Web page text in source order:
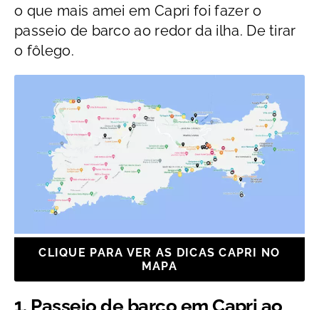
o que mais amei em Capri foi fazer o
passeio de barco ao redor da ilha. De tirar
o fôlego.
CLIQUE PARA VER AS DICAS CAPRI NO
MAPA
1. Passeio de barco em Capri ao